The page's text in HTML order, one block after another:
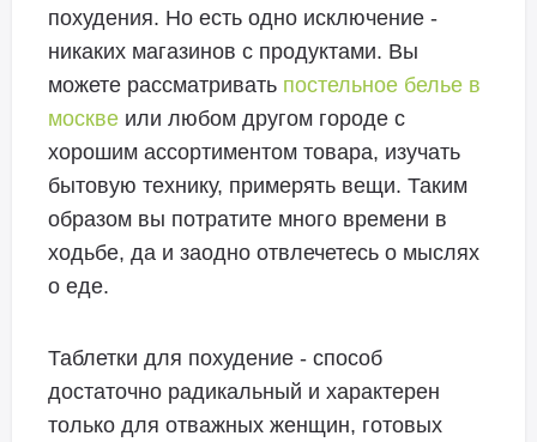
похудения. Но есть одно исключение -
никаких магазинов с продуктами. Вы
можете рассматривать постельное белье в
москве или любом другом городе с
хорошим ассортиментом товара, изучать
бытовую технику, примерять вещи. Таким
образом вы потратите много времени в
ходьбе, да и заодно отвлечетесь о мыслях
о еде.
Таблетки для похудение - способ
достаточно радикальный и характерен
только для отважных женщин, готовых